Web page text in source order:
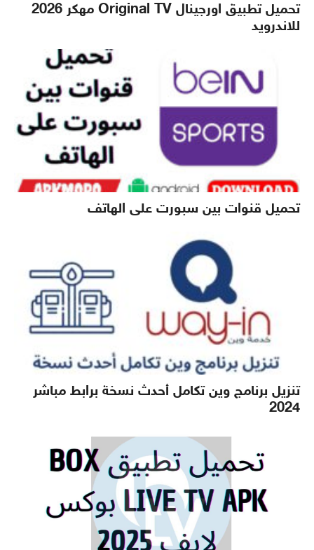
تحميل تطبيق اورجينال Original TV مهكر 2026
للاندرويد
تحميل قنوات بين سبورت على الهاتف
تنزيل برنامج وين تكامل أحدث نسخة برابط مباشر
2024